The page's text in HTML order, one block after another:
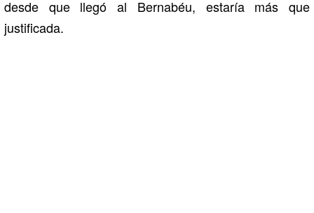
desde que llegó al Bernabéu, estaría más que
justificada.